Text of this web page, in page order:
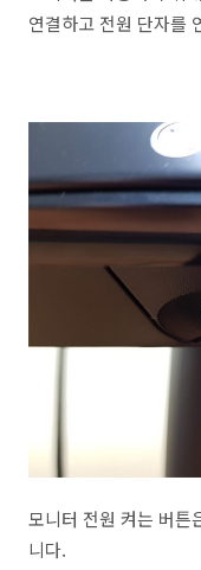
연결하고 전원 단자를
모니터 전원 켜는 버튼
니다.